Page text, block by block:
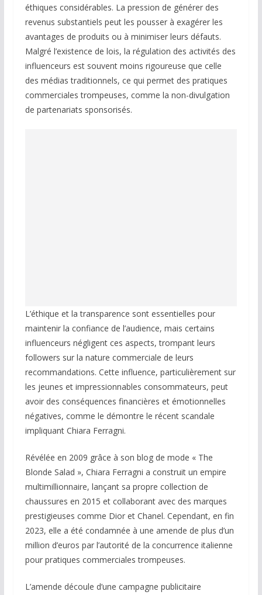
éthiques considérables. La pression de générer des
revenus substantiels peut les pousser à exagérer les
avantages de produits ou à minimiser leurs défauts.
Malgré l’existence de lois, la régulation des activités des
influenceurs est souvent moins rigoureuse que celle
des médias traditionnels, ce qui permet des pratiques
commerciales trompeuses, comme la non-divulgation
de partenariats sponsorisés.
L’éthique et la transparence sont essentielles pour
maintenir la confiance de l’audience, mais certains
influenceurs négligent ces aspects, trompant leurs
followers sur la nature commerciale de leurs
recommandations. Cette influence, particulièrement sur
les jeunes et impressionnables consommateurs, peut
avoir des conséquences financières et émotionnelles
négatives, comme le démontre le récent scandale
impliquant Chiara Ferragni.
Révélée en 2009 grâce à son blog de mode « The
Blonde Salad », Chiara Ferragni a construit un empire
multimillionnaire, lançant sa propre collection de
chaussures en 2015 et collaborant avec des marques
prestigieuses comme Dior et Chanel. Cependant, en fin
2023, elle a été condamnée à une amende de plus d’un
million d’euros par l’autorité de la concurrence italienne
pour pratiques commerciales trompeuses.
L’amende découle d’une campagne publicitaire